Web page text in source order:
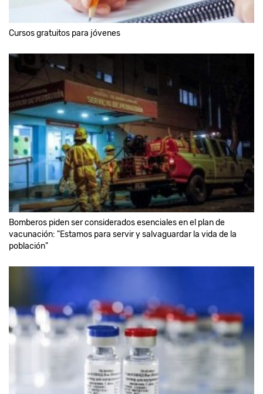
Cursos gratuitos para jóvenes
Bomberos piden ser considerados esenciales en el plan de
vacunación: "Estamos para servir y salvaguardar la vida de la
población"